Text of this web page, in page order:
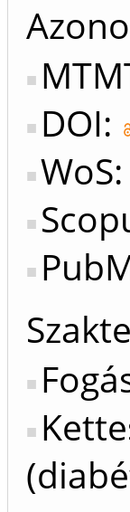
DOI:
WoS: